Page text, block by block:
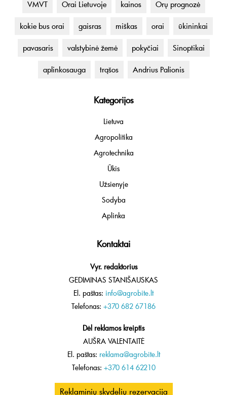
VMVT Orai Lietuvoje kainos Orų prognozė
kokie bus orai gaisras miškas orai ūkininkai
pavasaris valstybinė žemė pokyčiai Sinoptikai
aplinkosauga trąšos Andrius Palionis
Kategorijos
Lietuva
Agropolitika
Agrotechnika
Ūkis
Užsienyje
Sodyba
Aplinka
Kontaktai
Vyr. redaktorius
GEDIMINAS STANIŠAUSKAS
El. paštas: info@agrobite.lt
Telefonas: +370 682 67186
Dėl reklamos kreiptis
AUŠRA VALENTAITĖ
El. paštas: reklama@agrobite.lt
Telefonas: +370 614 62210
Reklaminių skydelių rezervacija